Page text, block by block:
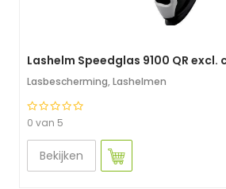
Lashelm Speedglas 9100 QR excl.
Lasbescherming, Lashelmen
0 van 5
Bekijken